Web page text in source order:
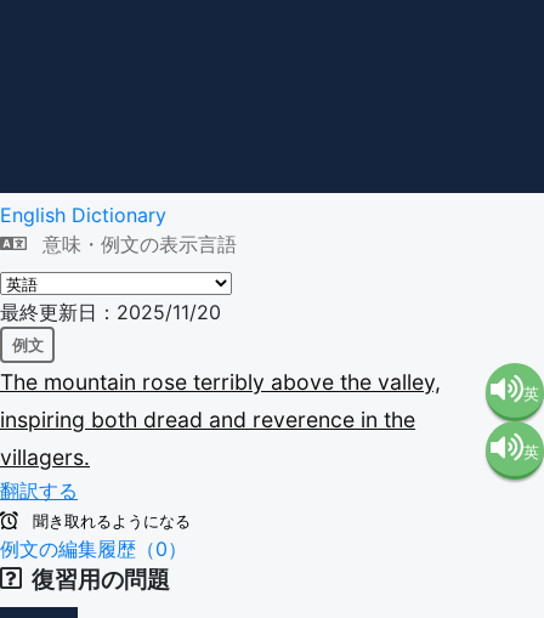
English Dictionary
意味・例文の表示言語
最終更新日：2025/11/20
例文
The mountain rose terribly above the valley,
inspiring both dread and reverence in the
villagers.
翻訳する
英
語（米
英
聞き取れるようになる
例文の編集履歴（0）
復習用の問題